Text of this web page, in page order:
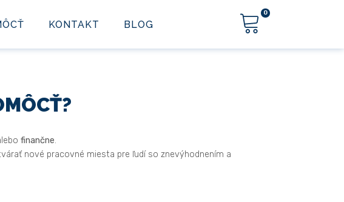
KONTAKT BLOG
0
finančne.
nové pracovné miesta pre ľudí so znevýhodnením a